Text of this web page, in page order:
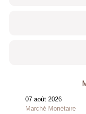
07 août 2026
Marché Monétaire